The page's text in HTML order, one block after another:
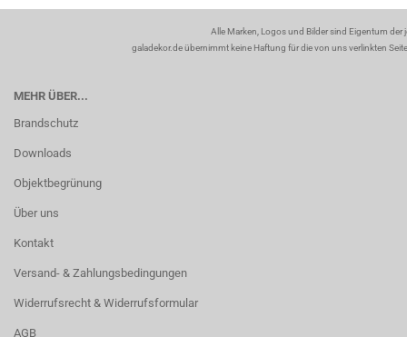
Alle Marken, Logos und Bilder sind Eigentum
galadekor.de übernimmt keine Haftung für die von uns verlinkten
MEHR ÜBER...
Brandschutz
Downloads
Objektbegrünung
Über uns
Kontakt
Versand- & Zahlungsbedingungen
Widerrufsrecht & Widerrufsformular
AGB